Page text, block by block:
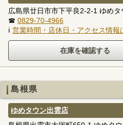
広島県廿日市市下平良2-2-1 ゆめ
☎ 0829-70-4966
ℹ 営業時間・店休日・アクセス情報
島根県
ゆめタウン出雲店